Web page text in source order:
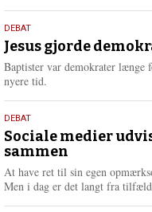
18.
maj
2026
DEBAT
Jesus gjorde
Baptister var demokrater længe
nyere tid.
18.
maj
2026
DEBAT
Sociale medier
sammen
At have ret til sin egen
Men i dag er det langt fra